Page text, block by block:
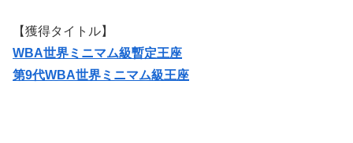
【獲得タイトル】
WBA世界ミニマム級暫定王座
第9代WBA世界ミニマム級王座